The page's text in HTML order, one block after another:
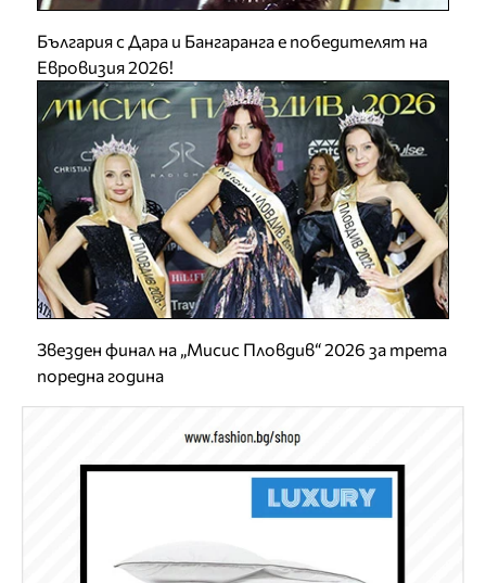
България с Дара и Бангаранга е победителят на
Евровизия 2026!
Звезден финал на „Мисис Пловдив“ 2026 за трета
поредна година